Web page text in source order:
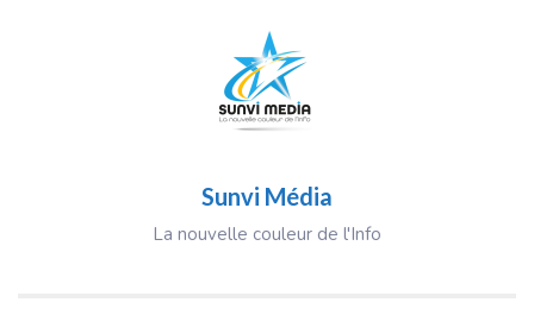
Sunvi Média
La nouvelle couleur de l'Info